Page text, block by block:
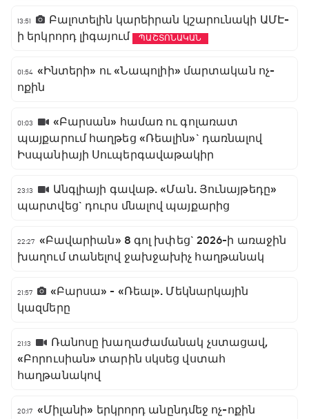
13:51
Բալոտելին կարեիրան կշարունակի ԱՄԷ-
ի երկրորդ լիգայում
ՊԱՇՏՈՆԱԿԱՆ
01:54 «Ինտերի» ու «Նապոլիի» մարտական ոչ-
ոքին
01:03
«Բարսան» համառ ու գոլառատ
պայքարում հաղթեց «Ռեալին»` դառնալով
Իսպանիայի Սուպերգավաթակիր
23:13
Անգլիայի գավաթ. «Ման. Յունայթեդը»
պարտվեց` դուրս մնալով պայքարից
22:27 «Բավարիան» 8 գոլ խփեց` 2026-ի առաջին
խաղում տանելով ջախջախիչ հաղթանակ
21:57
«Բարսա» - «Ռեալ». Մեկնարկային
կազմերը
21:13
Ռանոսը խաղաժամանակ չստացավ,
«Բորուսիան» տարին սկսեց վստահ
հաղթանակով
20:17 «Միլանի» երկրորդ անընդմեջ ոչ-ոքին